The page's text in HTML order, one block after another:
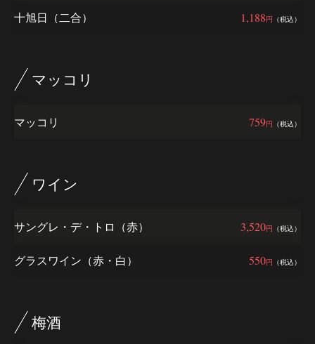
1,188円 （税込）
十旭日（二合）
マッコリ
759円 （税込）
マッコリ
ワイン
3,520円 （税込）
サングレ・デ・トロ（赤）
550円 （税込）
グラスワイン（赤・白）
梅酒